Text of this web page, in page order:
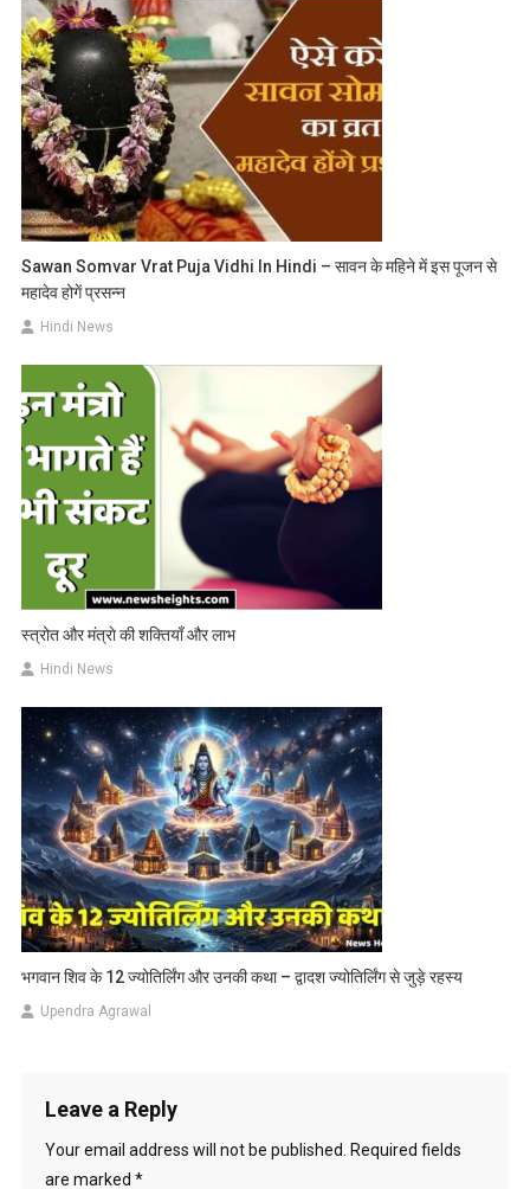
Sawan Somvar Vrat Puja Vidhi In Hindi – सावन के महिने में इस पूजन से
महादेव होगें प्रसन्न
Hindi News
स्त्रोत और मंत्राे की शक्तियाँ और लाभ
Hindi News
भगवान शिव के 12 ज्योतिर्लिंग और उनकी कथा – द्वादश ज्योतिर्लिंग से जुड़े रहस्य
Upendra Agrawal
Leave a Reply
Your email address will not be published.
Required fields
are marked *